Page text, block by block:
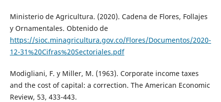
Ministerio de Agricultura. (2020). Cadena de Flores, Follajes
y Ornamentales. Obtenido de
https://sioc.minagricultura.gov.co/Flores/Documentos/2020-
12-31%20Cifras%20Sectoriales.pdf
Modigliani, F. y Miller, M. (1963). Corporate income taxes
and the cost of capital: a correction. The American Economic
Review, 53, 433-443.